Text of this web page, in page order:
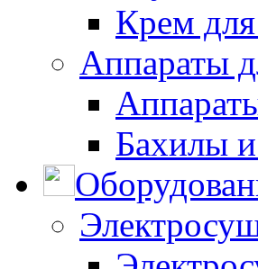
Крем
Аппараты
Бахилы